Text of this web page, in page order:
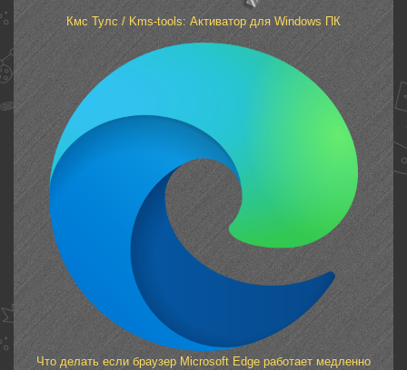
Кмс Тулс / Kms-tools: Активатор для Windows ПК
Что делать если браузер Microsoft Edge работает медленно